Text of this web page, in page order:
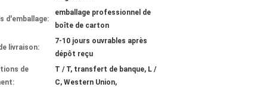
d'emballage:
emballage professionnel de
boîte de carton
livraison:
7-10 jours ouvrables après
dépôt reçu
de
T / T, transfert de banque, L /
C, Western Union,